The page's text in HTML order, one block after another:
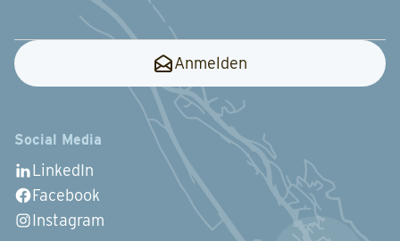
Anmelden
Social Media
LinkedIn
Facebook
Instagram